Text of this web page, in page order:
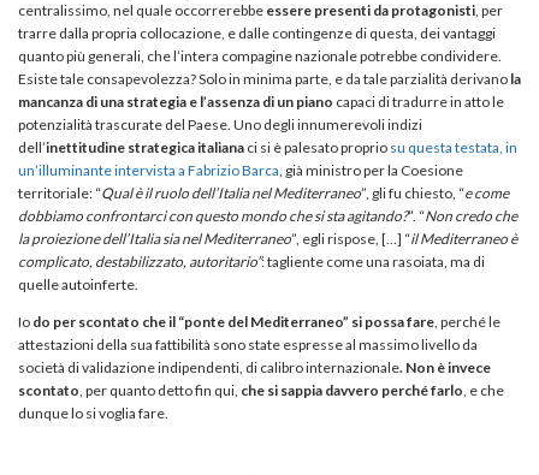
centralissimo, nel quale occorrerebbe essere presenti da protagonisti, per
trarre dalla propria collocazione, e dalle contingenze di questa, dei vantaggi
quanto più generali, che l’intera compagine nazionale potrebbe condividere.
Esiste tale consapevolezza? Solo in minima parte, e da tale parzialità derivano la
mancanza di una strategia e l’assenza di un piano capaci di tradurre in atto le
potenzialità trascurate del Paese. Uno degli innumerevoli indizi
dell’inettitudine strategica italiana ci si è palesato proprio su questa testata, in
un’illuminante intervista a Fabrizio Barca, già ministro per la Coesione
territoriale: “Qual è il ruolo dell’Italia nel Mediterraneo”, gli fu chiesto, “e come
dobbiamo confrontarci con questo mondo che si sta agitando?”. “Non credo che
la proiezione dell’Italia sia nel Mediterraneo”, egli rispose, […] “il Mediterraneo è
complicato, destabilizzato, autoritario”: tagliente come una rasoiata, ma di
quelle autoinferte.
Io do per scontato che il “ponte del Mediterraneo” si possa fare, perché le
attestazioni della sua fattibilità sono state espresse al massimo livello da
società di validazione indipendenti, di calibro internazionale. Non è invece
scontato, per quanto detto fin qui, che si sappia davvero perché farlo, e che
dunque lo si voglia fare.